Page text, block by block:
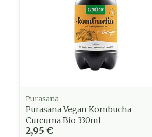
Purasana
Purasana Vegan Kombucha
Curcuma Bio 330ml
2,95 €